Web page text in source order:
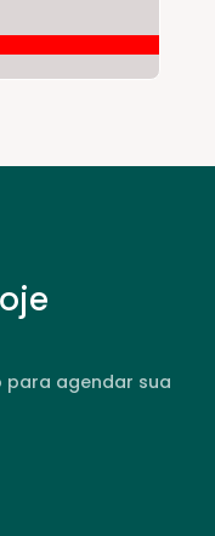
para agendar sua